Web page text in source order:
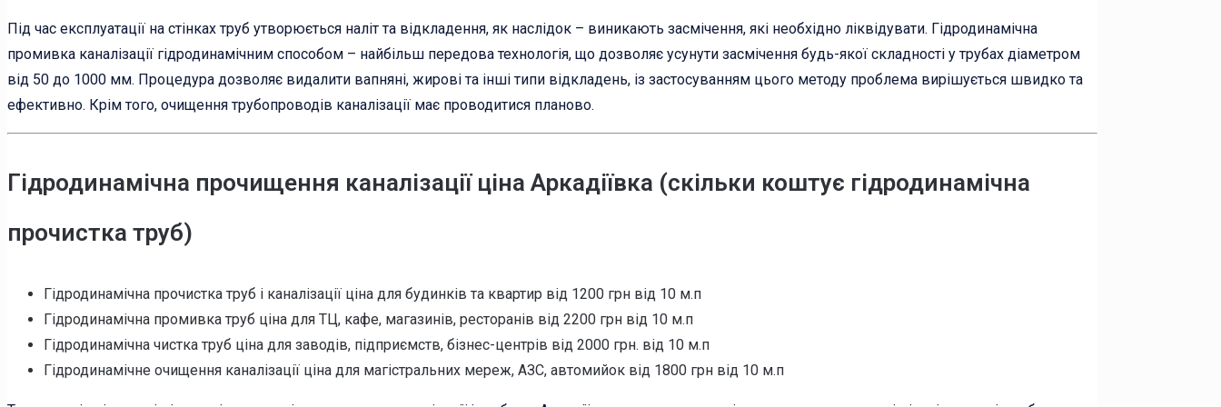
Під час експлуатації на стінках труб утворюється наліт та відкладення, як наслідок – виникають засмічення, які необхідно ліквідувати. Гідродинамічна
промивка каналізації гідродинамічним способом – найбільш передова технологія, що дозволяє усунути засмічення будь-якої складності у трубах діаметром
від 50 до 1000 мм. Процедура дозволяє видалити вапняні, жирові та інші типи відкладень, із застосуванням цього методу проблема вирішується швидко та
ефективно. Крім того, очищення трубопроводів каналізації має проводитися планово.
Гідродинамічна прочищення каналізації ціна Аркадіївка (скільки коштує гідродинамічна
прочистка труб)
Гідродинамічна прочистка труб і каналізації ціна для будинків та квартир від 1200 грн від 10 м.п
Гідродинамічна промивка труб ціна для ТЦ, кафе, магазинів, ресторанів від 2200 грн від 10 м.п
Гідродинамічна чистка труб ціна для заводів, підприємств, бізнес-центрів від 2000 грн. від 10 м.п
Гідродинамічне очищення каналізації ціна для магістральних мереж, АЗС, автомийок від 1800 грн від 10 м.п